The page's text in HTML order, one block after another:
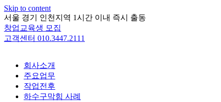
Skip to content
서울 경기 인천지역 1시간 이내 즉시 출동
창업교육생 모집
고객센터 010.3447.2111
회사소개
주요업무
작업전후
하수구막힘 사례